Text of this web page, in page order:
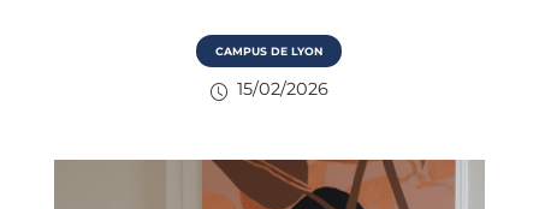
CAMPUS DE LYON
15/02/2026